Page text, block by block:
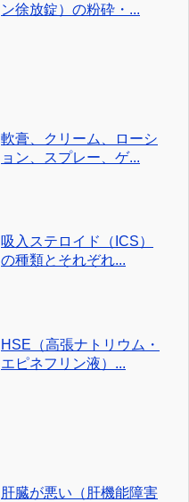
ン徐放錠）の粉砕・...
軟膏、クリーム、ローシ
ョン、スプレー、ゲ...
吸入ステロイド（ICS）
の種類とそれぞれ...
HSE（高張ナトリウム・
エピネフリン液）...
肝臓が悪い（肝機能障害